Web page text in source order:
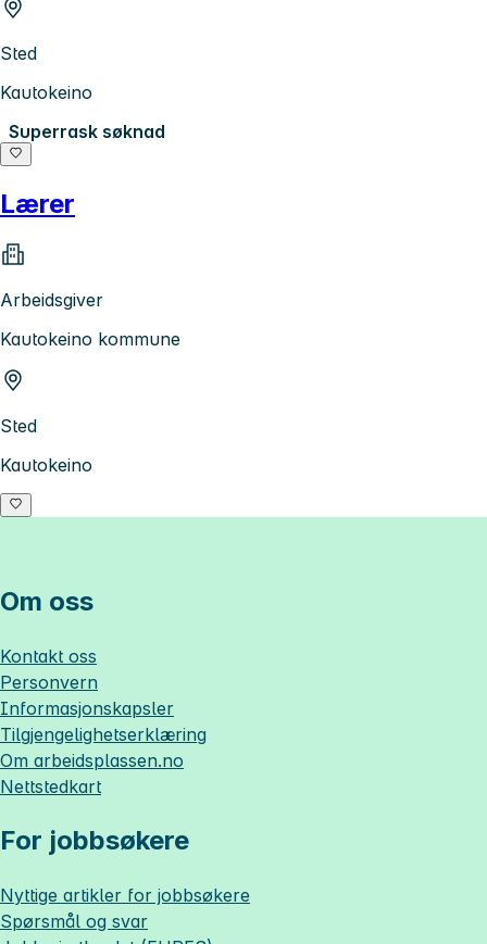
Sted
Kautokeino
Superrask søknad
Lærer
Arbeidsgiver
Kautokeino kommune
Sted
Kautokeino
Om oss
Kontakt oss
Personvern
Informasjonskapsler
Tilgjengelighetserklæring
Om arbeidsplassen.no
Nettstedkart
For jobbsøkere
Nyttige artikler for jobbsøkere
Spørsmål og svar